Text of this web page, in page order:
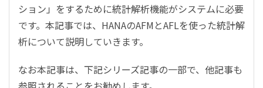
ション」をするために統計解析機能がシステムに必要
です。本記事では、HANAのAFMとAFLを使った統計解
析について説明していきます。
なお本記事は、下記シリーズ記事の一部で、他記事も